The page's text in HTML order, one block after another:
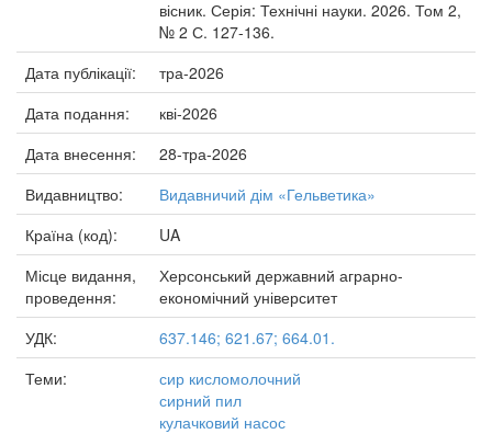
вісник. Серія: Технічні науки. 2026. Том 2,
№ 2 С. 127-136.
Дата публікації:
тра-2026
Дата подання:
кві-2026
Дата внесення:
28-тра-2026
Видавництво:
Видавничий дім «Гельветика»
Країна (код):
UA
Місце видання,
проведення:
Херсонський державний аграрно-
економічний університет
УДК:
637.146; 621.67; 664.01.
Теми:
сир кисломолочний
сирний пил
кулачковий насос